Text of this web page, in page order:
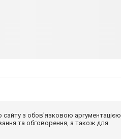
сайту з обов'язковою аргументацією
та обговорення, а також для